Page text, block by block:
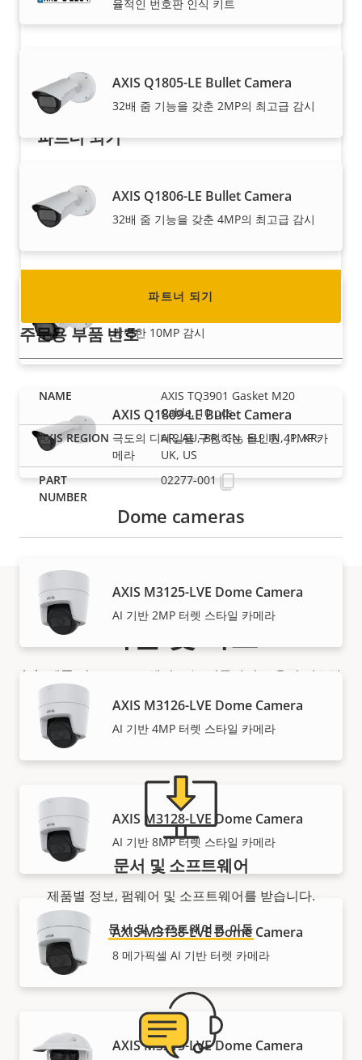
율적인 번호판 인식 키트
AXIS Q1805-LE Bullet Camera
32배 줌 기능을 갖춘 2MP의 최고급 감시
AXIS Q1806-LE Bullet Camera
32배 줌 기능을 갖춘 4MP의 최고급 감시
강력한 10MP 감시
AXIS Q1809-LE Bullet Camera
극도의 디테일을 구현하는 올인원 41MP 카
메라
Dome cameras
AXIS M3125-LVE Dome Camera
AI 기반 2MP 터렛 스타일 카메라
AXIS M3126-LVE Dome Camera
AI 기반 4MP 터렛 스타일 카메라
AXIS M3128-LVE Dome Camera
AI 기반 8MP 터렛 스타일 카메라
AXIS M3138-LVE Dome Camera
8 메가픽셀 AI 기반 터렛 카메라
AXIS M3215-LVE Dome Camera
파트너 되기
가요? Axis는 전 세계 거의 모든 국가에 파트너를
두고 있습니다. 이 중 하나가 되는 방법을 찾아보세
파트너 되기
주문용 부품 번호
AXIS TQ3901 Gasket M20
Cable, 10 pcs
AR, AU, BR, CN, EU, IN, JP, KR,
UK, US
02277-001
Axis 제품 정보, 소프트웨어 또는 전문가의 도움이 필요하
신가요?
문서 및 소프트웨어
제품별 정보, 펌웨어 및 소프트웨어를 받습니다.
문서 및 소프트웨어로 이동